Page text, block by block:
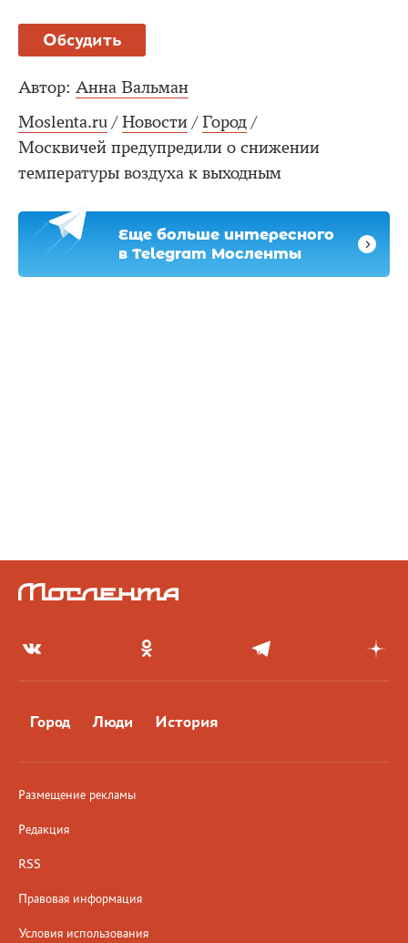
Обсудить
Автор: Анна Вальман
Moslenta.ru / Новости / Город /
Москвичей предупредили о снижении
температуры воздуха к выходным
Еще больше интересного
в Telegram Мосленты
Город Люди История
Размещение рекламы
Редакция
RSS
Правовая информация
Условия использования